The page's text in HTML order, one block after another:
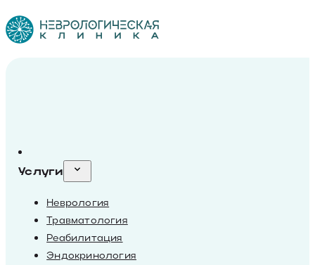
Услуги
Неврология
Травматология
Реабилитация
Эндокринология